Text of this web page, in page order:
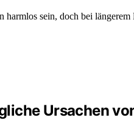
sein, doch bei
Ursachen